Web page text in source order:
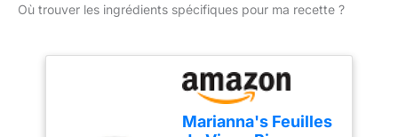
Où trouver les ingrédients spécifiques pour ma recette ?
Marianna's Feuilles